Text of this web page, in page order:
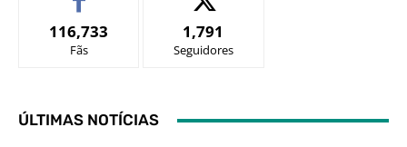
116,733
Fãs
1,791
Seguidores
ÚLTIMAS NOTÍCIAS